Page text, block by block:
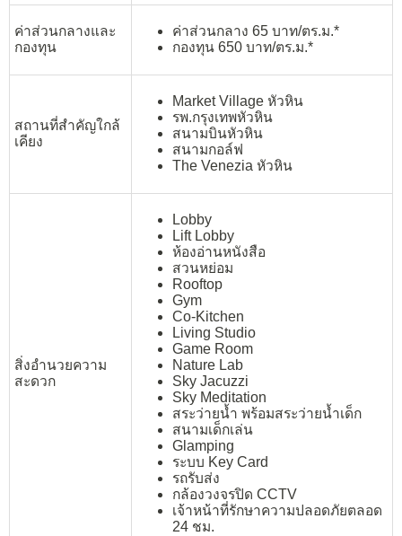
ค่าส่วนกลางและ
กองทุน
ค่าส่วนกลาง 65 บาท/ตร.ม.*
กองทุน 650 บาท/ตร.ม.*
สถานที่สำคัญใกล้
เคียง
Market Village หัวหิน
รพ.กรุงเทพหัวหิน
สนามบินหัวหิน
สนามกอล์ฟ
The Venezia หัวหิน
สิ่งอำนวยความ
สะดวก
Lobby
Lift Lobby
ห้องอ่านหนังสือ
สวนหย่อม
Rooftop
Gym
Co-Kitchen
Living Studio
Game Room
Nature Lab
Sky Jacuzzi
Sky Meditation
สระว่ายน้ำ พร้อมสระว่ายน้ำเด็ก
สนามเด็กเล่น
Glamping
ระบบ Key Card
รถรับส่ง
กล้องวงจรปิด CCTV
เจ้าหน้าที่รักษาความปลอดภัยตลอด
24 ชม.